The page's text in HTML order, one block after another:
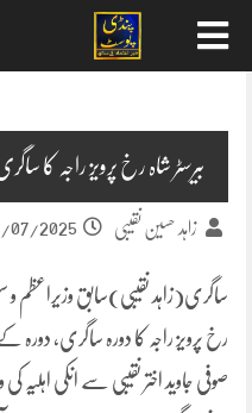
بیرسٹر شاہ رخ پرویز راجہ کا
زاہد حسین نقیبی 07/2025
ساگری(زاہد نقیبی)سابق وزیراعظم و
رخ پرویز راجہ کا دورہ ساگری،
صوفی جاوید اختر نقیبی سے انکی اہلیہ